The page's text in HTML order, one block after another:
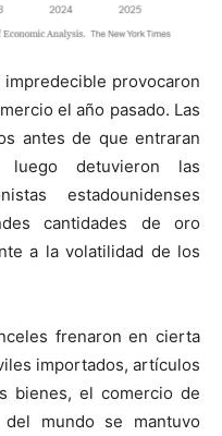
provocaron
el año pasado. Las
antes de que entraran
detuvieron las
estadounidenses
cantidades de oro
a la volatilidad de los
frenaron en cierta
importados, artículos
bienes, el comercio de
mundo se mantuvo